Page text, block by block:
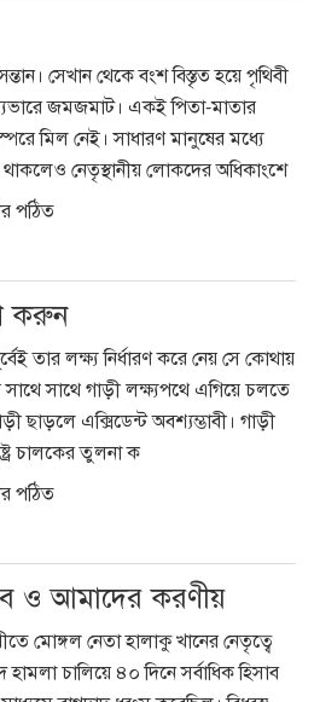
সেখান থেকে বংশ বিস্তৃত হয়ে পৃথিবী
জমজমাট। একই পিতা-মাতার
মিল নেই। সাধারণ মানুষের মধ্যে
নেতৃস্থানীয় লোকদের অধিকাংশে
পঠিত
করুন
তার লক্ষ্য নির্ধারণ করে নেয় সে কোথায়
সাথে সাথে গাড়ী লক্ষ্যপথে এগিয়ে চলতে
ছাড়লে এক্সিডেন্ট অবশ্যম্ভাবী। গাড়ী
চালকের তুলনা ক
পঠিত
ও আমাদের করণীয়
মোঙ্গল নেতা হালাকু খানের নেতৃত্বে
হামলা চালিয়ে ৪০ দিনে সর্বাধিক হিসাব